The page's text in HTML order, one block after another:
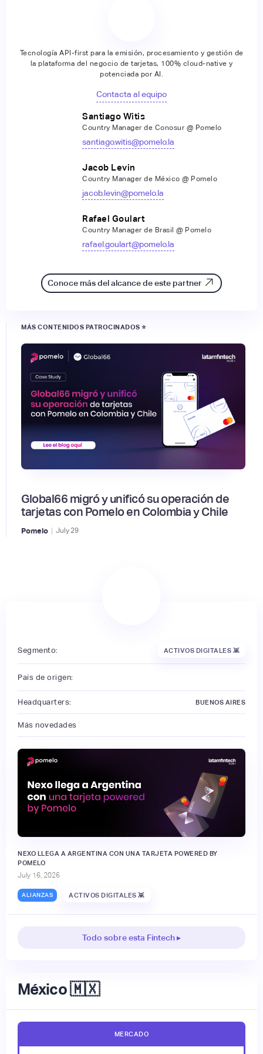
Tecnología API-first para la emisión, procesamiento y gestión de
la plataforma del negocio de tarjetas, 100% cloud-native y
potenciada por AI.
Contacta al equipo
Santiago Witis
Country Manager de Conosur @ Pomelo
santiago.witis@pomelo.la
Jacob Levin
Country Manager de México @ Pomelo
jacob.levin@pomelo.la
Rafael Goulart
Country Manager de Brasil @ Pomelo
rafael.goulart@pomelo.la
Conoce más del alcance de este partner
MÁS CONTENIDOS PATROCINADOS ⭐
Global66 migró y unificó su operación de
tarjetas con Pomelo en Colombia y Chile
Pomelo | July29
Segmento: ACTIVOS DIGITALES 👾
País de origen:
Headquarters: BUENOS AIRES
Más novedades
NEXO LLEGA A ARGENTINA CON UNA TARJETA POWERED BY
POMELO
July 16, 2026
ALIANZAS ACTIVOS DIGITALES 👾
Todo sobre esta Fintech ▸
México 🇲🇽
MERCADO